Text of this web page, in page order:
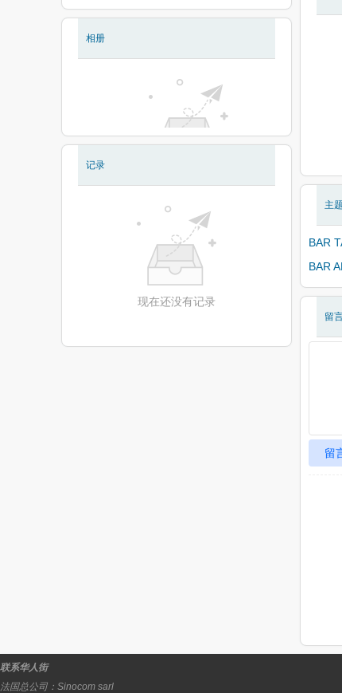
相册
记录
现在还没有记录
主题
BAR
BAR
留
留
联系华人街
法国总公司： Sinocom sarl